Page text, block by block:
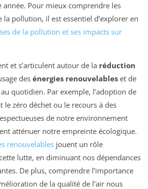
année. Pour mieux comprendre les
la pollution, il est essentiel d’explorer en
de la pollution et ses impacts sur
et s’articulent autour de la réduction
des énergies renouvelables et de
quotidien. Par exemple, l’adoption de
le zéro déchet ou le recours à des
de notre environnement
atténuer notre empreinte écologique.
renouvelables jouent un rôle
lutte, en diminuant nos dépendances
De plus, comprendre l’importance
de la qualité de l’air nous